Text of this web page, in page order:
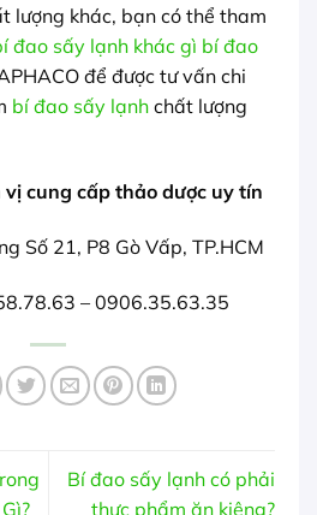
lượng khác, bạn có thể tham
đao sấy lạnh khác gì bí đao
để được tư vấn chi
bí đao sấy lạnh chất lượng
vị cung cấp thảo dược uy tín
Số 21, P8 Gò Vấp, TP.HCM
– 0906.35.63.35
Bí đao sấy lạnh có phải
thực phẩm ăn kiêng?